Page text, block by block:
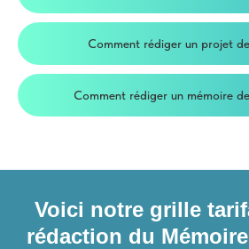
Comment rédiger un projet
Comment rédiger un mémoire
Voici notre grille
rédaction du